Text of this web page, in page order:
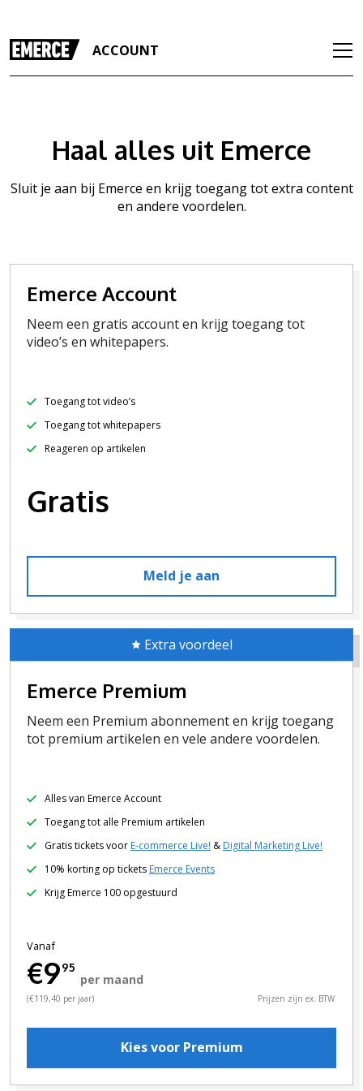
ACCOUNT
Haal alles uit Emerce
Sluit je aan bij Emerce en krijg toegang tot extra content
en andere voordelen.
Emerce Account
Neem een gratis account en krijg toegang tot
video’s en whitepapers.
Toegang tot video’s
Toegang tot whitepapers
Reageren op artikelen
Gratis
Meld je aan
Extra voordeel
Emerce Premium
Neem een Premium abonnement en krijg toegang
tot premium artikelen en vele andere voordelen.
Alles van Emerce Account
Toegang tot alle Premium artikelen
Gratis tickets voor E-commerce Live! & Digital Marketing Live!
10% korting op tickets Emerce Events
Krijg Emerce 100 opgestuurd
Vanaf
€995
per maand
(€119,40 per jaar) Prijzen zijn ex. BTW
Kies voor Premium